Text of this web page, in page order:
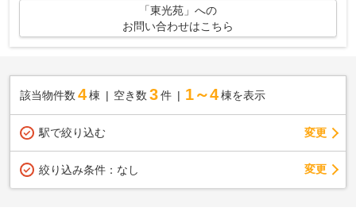
「東光苑」への
お問い合わせはこちら
該当物件数 4棟 空き数 3 件 1～4 棟を表示
駅で絞り込む 変更
絞り込み条件： なし 変更